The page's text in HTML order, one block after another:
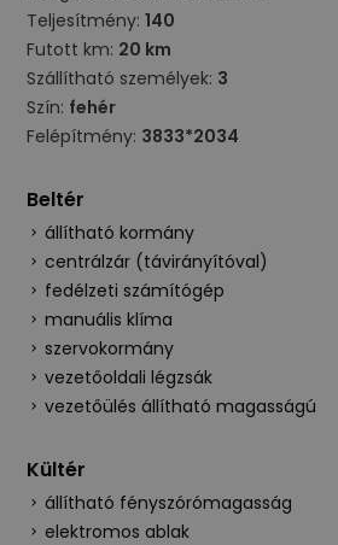
Teljesítmény:140
Futott km: 20 km
Szállítható személyek: 3
Szín: fehér
Felépítmény: 3833*2034
Beltér
állítható kormány
centrálzár (távirányítóval)
fedélzeti számítógép
manuális klíma
szervokormány
vezetőoldali légzsák
vezetőülés állítható magasságú
Kültér
állítható fényszórómagasság
elektromos ablak